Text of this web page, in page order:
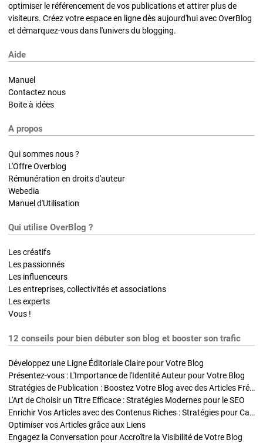
optimiser le référencement de vos publications et attirer plus de
visiteurs. Créez votre espace en ligne dès aujourd'hui avec OverBlog
et démarquez-vous dans l'univers du blogging.
Aide
Manuel
Contactez nous
Boite à idées
A propos
Qui sommes nous ?
L'Offre Overblog
Rémunération en droits d'auteur
Webedia
Manuel d'Utilisation
Qui utilise OverBlog ?
Les créatifs
Les passionnés
Les influenceurs
Les entreprises, collectivités et associations
Les experts
Vous !
12 conseils pour bien débuter son blog et booster son trafic
Développez une Ligne Éditoriale Claire pour Votre Blog
Présentez-vous : L'Importance de l'Identité Auteur pour Votre Blog
Stratégies de Publication : Boostez Votre Blog avec des Articles Fréquents et Exclusifs
L'Art de Choisir un Titre Efficace : Stratégies Modernes pour le SEO
Enrichir Vos Articles avec des Contenus Riches : Stratégies pour Captiver et Optimiser
Optimiser vos Articles grâce aux Liens
Engagez la Conversation pour Accroître la Visibilité de Votre Blog